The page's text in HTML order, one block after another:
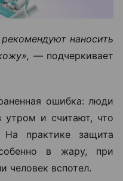
наносить
—подчеркивает
ошибка: люди
утром и считают, что
практике защита
в жару, при
человек вспотел.